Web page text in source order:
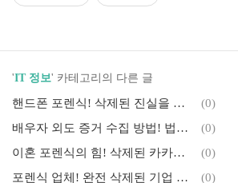
'IT 정보' 카테고리의 다른 글
핸드폰 포렌식! 삭제된 진실을 되찾은 결정적 사례
(0)
배우자 외도 증거 수집 방법! 법적 효력 갖춘 핵심 자료 확보와 포렌식 기술 전략
(0)
이혼 포렌식의 힘! 삭제된 카카오톡 증거, 기술로 되찾은 극적인 사례
(0)
포렌식 업체! 완전 삭제된 기업 기밀 결정적 증거 복구 사례
(0)